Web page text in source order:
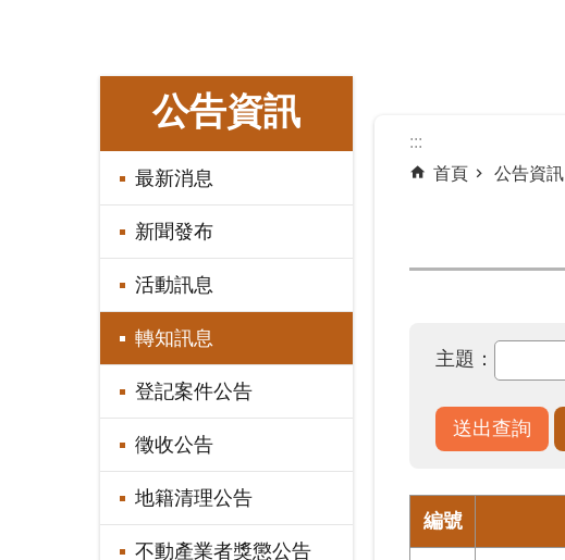
公告資訊
最新消息
新聞發布
活動訊息
轉知訊息
登記案件公告
徵收公告
地籍清理公告
不動產業者獎懲公告
:::
首頁
公告資訊
主題：
編號